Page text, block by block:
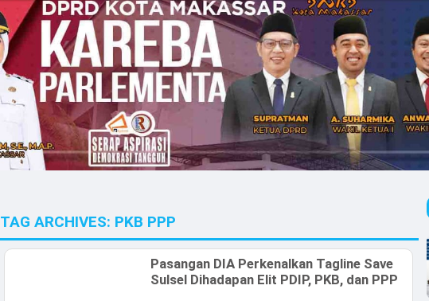
TAG ARCHIVES: PKB PPP
Pasangan DIA Perkenalkan Tagline Save
Sulsel Dihadapan Elit PDIP, PKB, dan PPP